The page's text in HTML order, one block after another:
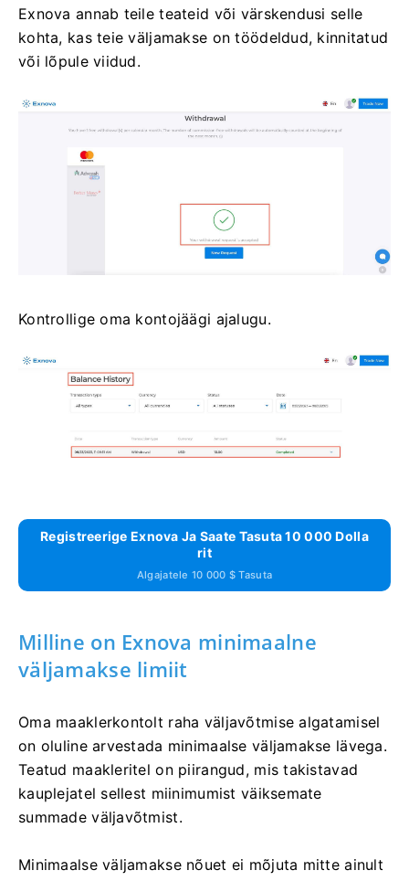
Exnova annab teile teateid või värskendusi selle
kohta, kas teie väljamakse on töödeldud, kinnitatud
või lõpule viidud.
Kontrollige oma kontojäägi ajalugu.
Registreerige Exnova Ja Saate Tasuta 10 000 Dolla
Rit
Algajatele 10 000 $ Tasuta
Milline on Exnova minimaalne
väljamakse limiit
Oma maaklerkontolt raha väljavõtmise algatamisel
on oluline arvestada minimaalse väljamakse lävega.
Teatud maakleritel on piirangud, mis takistavad
kauplejatel sellest miinimumist väiksemate
summade väljavõtmist.
Minimaalse väljamakse nõuet ei mõjuta mitte ainult